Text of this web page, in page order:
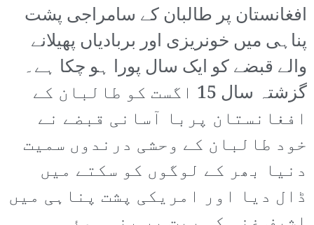
افغانستان پر طالبان کے سامراجی پشت
پناہی میں خونریزی اور بربادیاں پھیلانے
والے قبضے کو ایک سال پورا ہو چکا ہے۔
گزشتہ سال 15 اگست کو طالبان کے
افغانستان پربا آسانی قبضے نے
خود طالبان کے وحشی درندوں سمیت
دنیا بھر کے لوگوں کو سکتے میں
ڈال دیا اور امریکی پشت پناہی میں